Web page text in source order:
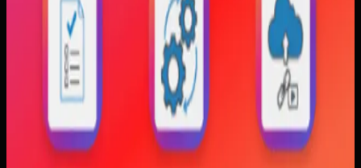
Baca studi kasus lengkap